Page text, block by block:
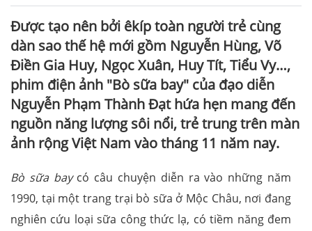
Được tạo nên bởi êkíp toàn người trẻ cùng
dàn sao thế hệ mới gồm Nguyễn Hùng, Võ
Điền Gia Huy, Ngọc Xuân, Huy Tít, Tiểu Vy…,
phim điện ảnh "Bò sữa bay" của đạo diễn
Nguyễn Phạm Thành Đạt hứa hẹn mang đến
nguồn năng lượng sôi nổi, trẻ trung trên màn
ảnh rộng Việt Nam vào tháng 11 năm nay.
Bò sữa bay có câu chuyện diễn ra vào những năm
1990, tại một trang trại bò sữa ở Mộc Châu, nơi đang
nghiên cứu loại sữa công thức lạ, có tiềm năng đem